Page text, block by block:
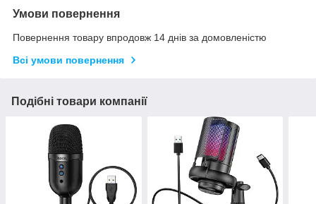
Умови повернення
Повернення товару впродовж 14 днів за домовленістю
Всі умови повернення
Подібні товари компанії